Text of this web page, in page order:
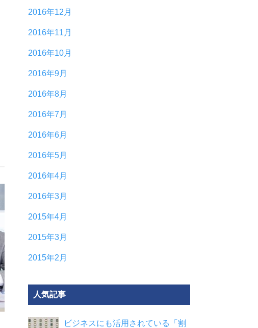
2016年12月
2016年11月
2016年10月
2016年9月
2016年8月
2016年7月
2016年6月
2016年5月
2016年4月
2016年3月
2015年4月
2015年3月
2015年2月
人気記事
ビジネスにも活用されている「割